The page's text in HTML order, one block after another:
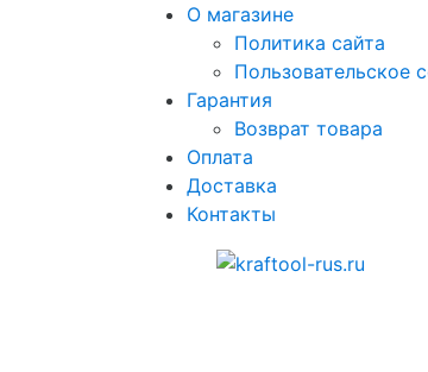
О магазине
Политика сайта
Пользовательское
Гарантия
Возврат товара
Оплата
Доставка
Контакты